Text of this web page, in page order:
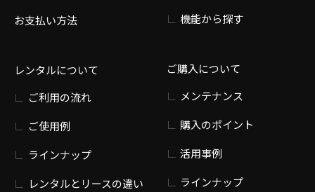
お支払い方法
レンタルについて
ご利用の流れ
ご使用例
ラインナップ
レンタルとリースの違い
機能から探す
ご購入について
メンテナンス
購入のポイント
活用事例
ラインナップ